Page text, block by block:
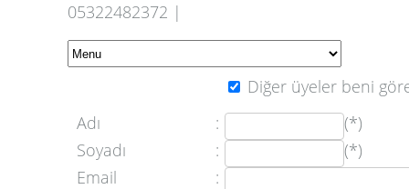
05322482372 |
Diğer üyeler beni
Adı
:
(*)
Soyadı
:
(*)
Email
: